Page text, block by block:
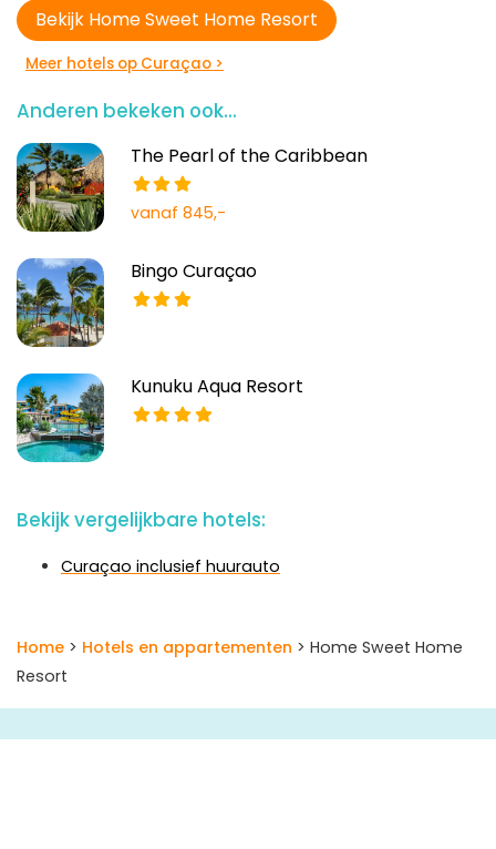
Bekijk Home Sweet Home Resort
Meer hotels op Curaçao >
Anderen bekeken ook...
The Pearl of the Caribbean
vanaf 845,-
Bingo Curaçao
Kunuku Aqua Resort
Bekijk vergelijkbare hotels:
Curaçao inclusief huurauto
Home > Hotels en appartementen > Home Sweet Home
Resort